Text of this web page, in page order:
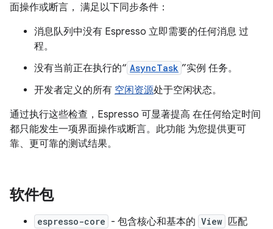
面操作或断言， 满足以下同步条件：
消息队列中没有 Espresso 立即需要的任何消息 过
程。
没有当前正在执行的“ AsyncTask ”实例 任务。
开发者定义的所有 空闲资源处于空闲状态。
通过执行这些检查，Espresso 可显著提高 在任何给定时间
都只能发生一项界面操作或断言。此功能 为您提供更可
靠、更可靠的测试结果。
软件包
espresso-core - 包含核心和基本的 View 匹配